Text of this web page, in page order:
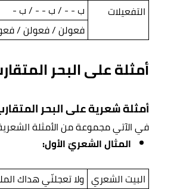
التفعيلات
ب - - / ب - - / ب -
فعولن / فعولن /
أمثلة على البحر
أمثلة شعرية على البحر
في الآتي مجموعة من الأمثلة
المثال الشعريّ الأول:
البيت الشعري ولا تعجلنّي هداك